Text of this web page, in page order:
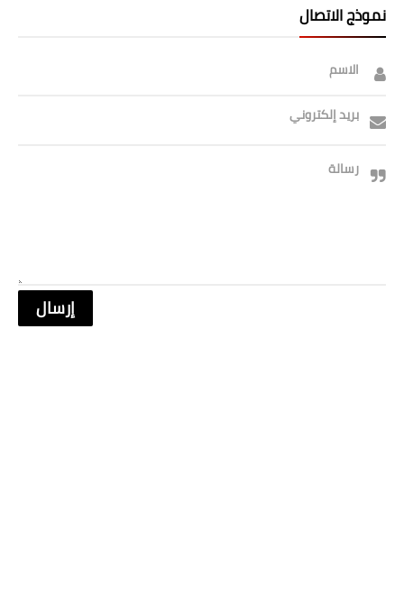
نموذج الاتصال
الاسم
بريد إلكتروني
رسالة